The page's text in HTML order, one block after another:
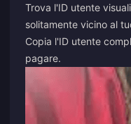
Trova l'ID utente
solitamente vicino al
Copia l'ID utente
pagare.